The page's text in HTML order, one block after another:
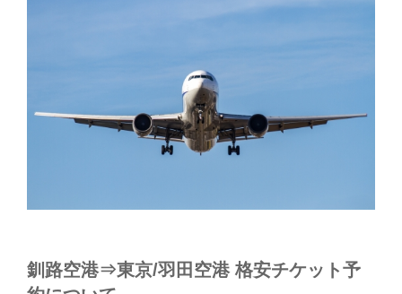
釧路空港⇒東京/羽田空港 格安チケット予